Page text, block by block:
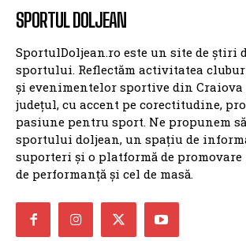
SPORTUL DOLJEAN
SportulDoljean.ro este un site de știri
sportului. Reflectăm activitatea
și evenimentelor sportive din
județul, cu accent pe corectitudine,
pasiune pentru sport. Ne propunem
sportului doljean, un spațiu de
suporteri și o platformă de
de performanță și cel de masă.